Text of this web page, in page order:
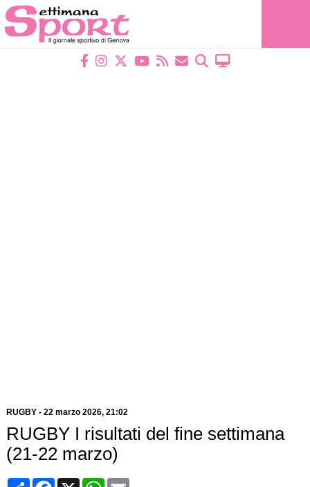
RUGBY- 22 marzo 2026, 21:02
RUGBY I risultati del fine settimana
(21-22 marzo)
CondividiFacebook
X WhatsApp
Email